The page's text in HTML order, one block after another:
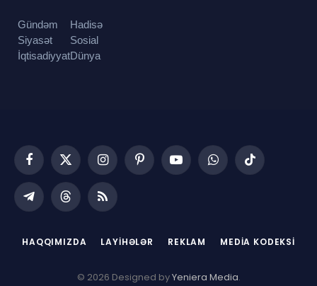
Gündəm
Siyasət
İqtisadiyyat
Hadisə
Sosial
Dünya
Facebook
X
(Twitter)
InstagramPinterestYouTubeWhatsAppTikTok
TelegramThreadsRSS
HAQQIMIZDA LAYIHƏLƏR REKLAM MEDIA KODEKSI
© 2026 Designed byYeniera Media.